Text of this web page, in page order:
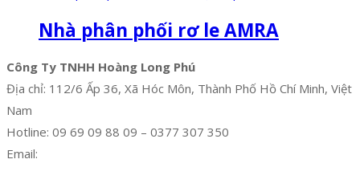
Nhà phân phối rơ le AMRA
Công Ty TNHH Hoàng Long Phú
Địa chỉ: 112/6 Ấp 36, Xã Hóc Môn, Thành Phố Hồ Chí Minh, Việt
Nam
Hotline: 09 69 09 88 09 – 0377 307 350
Email: